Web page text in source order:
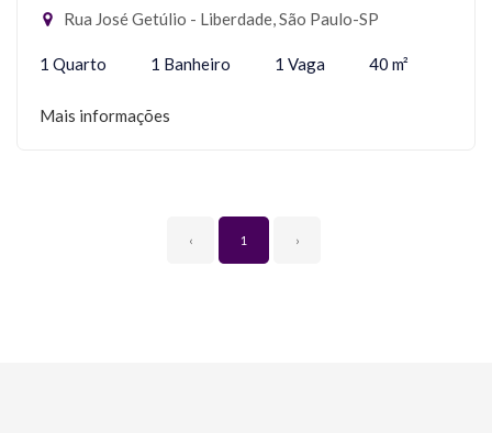
Rua José Getúlio - Liberdade, São Paulo-SP
1 Quarto 1 Banheiro 1 Vaga 40 m²
Mais informações
‹ 1 ›